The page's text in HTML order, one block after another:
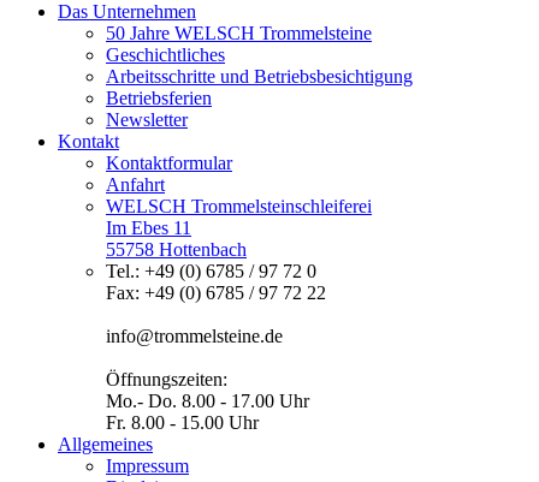
Das Unternehmen
50 Jahre WELSCH Trommelsteine
Geschichtliches
Arbeitsschritte und Betriebsbesichtigung
Betriebsferien
Newsletter
Kontakt
Kontaktformular
Anfahrt
WELSCH Trommelsteinschleiferei
Im Ebes 11
55758 Hottenbach
Tel.: +49 (0) 6785 / 97 72 0
Fax: +49 (0) 6785 / 97 72 22
info@trommelsteine.de
Öffnungszeiten:
Mo.- Do. 8.00 - 17.00 Uhr
Fr. 8.00 - 15.00 Uhr
Allgemeines
Impressum